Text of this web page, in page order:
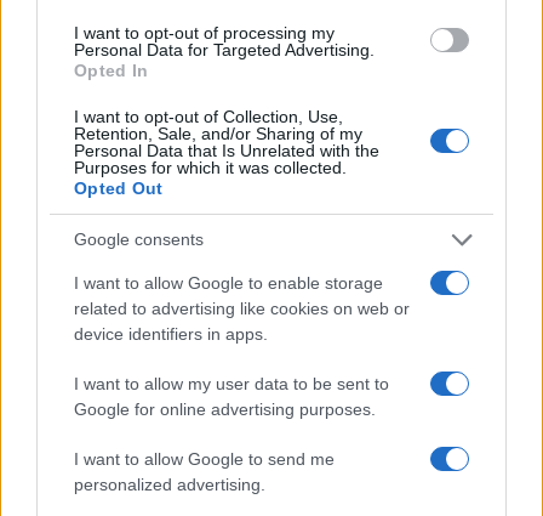
I want to opt-out of processing my
Personal Data for Targeted Advertising.
Opted In
I want to opt-out of Collection, Use,
Retention, Sale, and/or Sharing of my
Personal Data that Is Unrelated with the
Purposes for which it was collected.
Opted Out
Google consents
I want to allow Google to enable storage
related to advertising like cookies on web or
device identifiers in apps.
I want to allow my user data to be sent to
Google for online advertising purposes.
I want to allow Google to send me
personalized advertising.
Continua a leggere
NEWS
CSI Bergamo: Tra Corsi, Eventi e Protezione dei Dati
Personali